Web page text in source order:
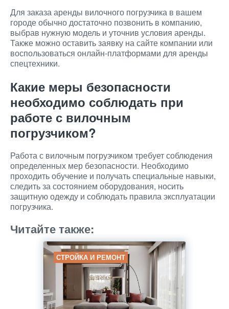
Для заказа аренды вилочного погрузчика в вашем
городе обычно достаточно позвонить в компанию,
выбрав нужную модель и уточнив условия аренды.
Также можно оставить заявку на сайте компании или
воспользоваться онлайн-платформами для аренды
спецтехники.
Какие меры безопасности
необходимо соблюдать при
работе с вилочным
погрузчиком?
Работа с вилочным погрузчиком требует соблюдения
определенных мер безопасности. Необходимо
проходить обучение и получать специальные навыки,
следить за состоянием оборудования, носить
защитную одежду и соблюдать правила эксплуатации
погрузчика.
Читайте также:
СТРОЙКА И РЕМОНТ